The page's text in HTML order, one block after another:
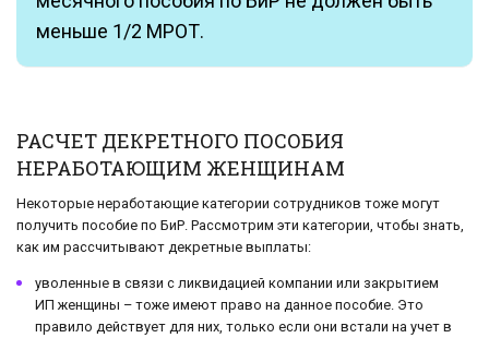
меньше 1/2 МРОТ.
РАСЧЕТ ДЕКРЕТНОГО ПОСОБИЯ
НЕРАБОТАЮЩИМ ЖЕНЩИНАМ
Некоторые неработающие категории сотрудников тоже могут
получить пособие по БиР. Рассмотрим эти категории, чтобы знать,
как им рассчитывают декретные выплаты:
уволенные в связи с ликвидацией компании или закрытием
ИП женщины – тоже имеют право на данное пособие. Это
правило действует для них, только если они встали на учет в